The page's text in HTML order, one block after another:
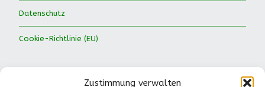
Zustimmung verwalten
Datenschutz
Cookie-Richtlinie (EU)